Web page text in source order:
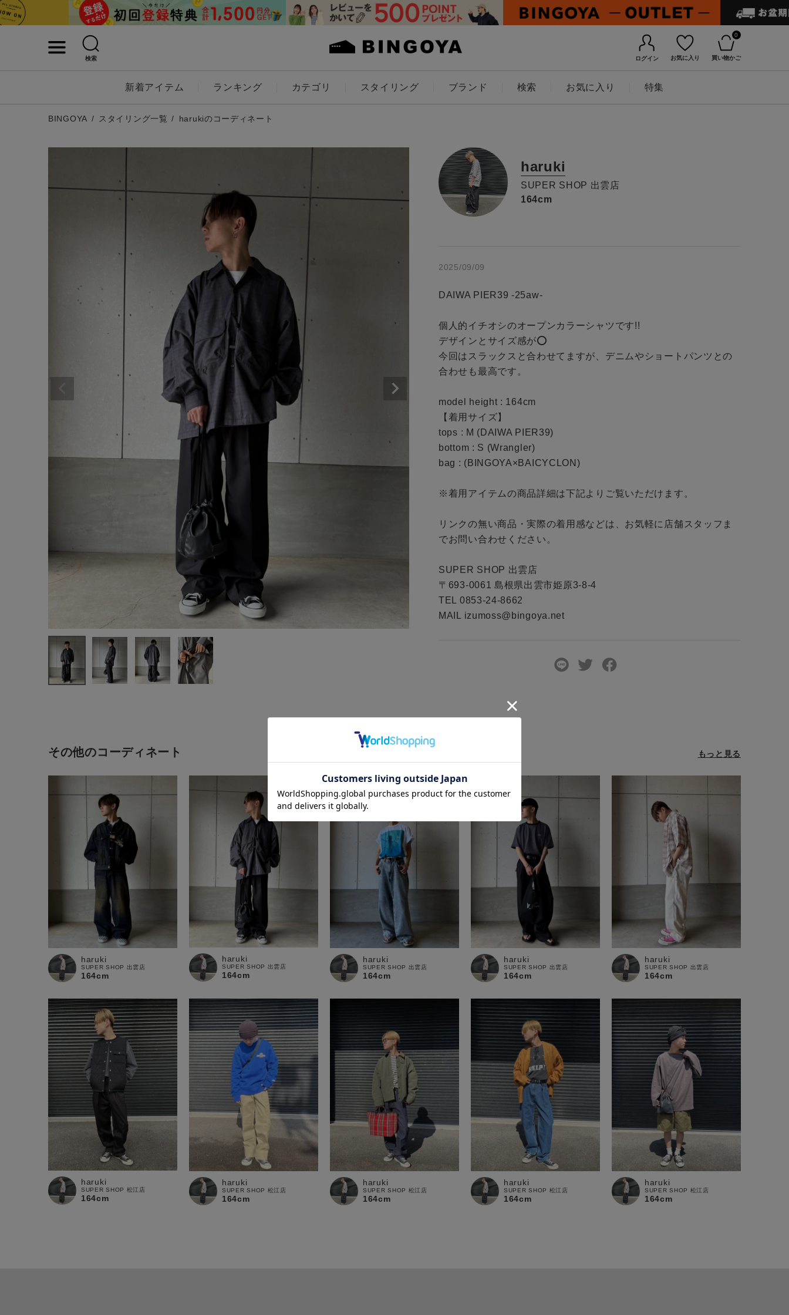
検索 ログイン お気に入り
0
買い物かご
新着アイテム ランキング カテゴリ スタイリング ブランド 検索 お気に入り 特集
ゲスト様
ログイン / マイページ
お気に入りアイテム
スタイリングから探す
履き比べ可能商品から探す
お知らせ・ご利用ガイド
ご利用ガイド
ギフトラッピング
BINGOYA
キーワード
LADIES
サイズ
ブランド
セール価格
在庫あり
BINGOYA スタイリング一覧 harukiのコーディネート
haruki
SUPER SHOP 出雲店
164cm
2025/09/09
DAIWA PIER39 -25aw-
個人的イチオシのオープンカラーシャツです!!
デザインとサイズ感が⭕️
今回はスラックスと合わせてますが、デニムやショートパンツとの
合わせも最高です。
model height : 164cm
【着用サイズ】
tops : M (DAIWA PIER39)
bottom : S (Wrangler)
bag : (BINGOYA×BAICYCLON)
※着用アイテムの商品詳細は下記よりご覧いただけます。
リンクの無い商品・実際の着用感などは、お気軽に店舗スタッフま
でお問い合わせください。
SUPER SHOP 出雲店
〒693‐0061 島根県出雲市姫原3-8-4
TEL 0853-24-8662
MAIL izumoss@bingoya.net
その他のコーディネート
haruki
SUPER SHOP 出雲店
164cm
haruki
SUPER SHOP 出雲店
164cm
haruki
SUPER SHOP 出雲店
164cm
haruki
SUPER SHOP 出雲店
164cm
haruki
SUPER SHOP 出雲店
164cm
haruki
SUPER SHOP 松江店
164cm
haruki
SUPER SHOP 松江店
164cm
haruki
SUPER SHOP 松江店
164cm
haruki
SUPER SHOP 松江店
164cm
haruki
SUPER SHOP 松江店
164cm
もっと見る